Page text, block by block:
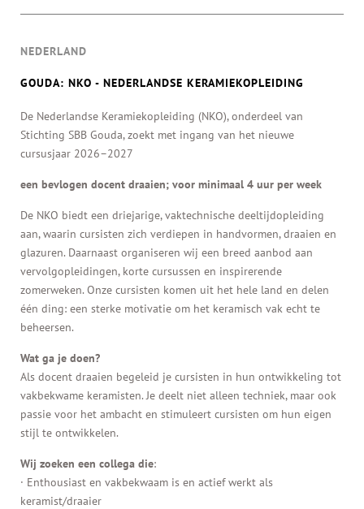
NEDERLAND
GOUDA: NKO - NEDERLANDSE KERAMIEKOPLEIDING
De Nederlandse Keramiekopleiding (NKO), onderdeel van
Stichting SBB Gouda, zoekt met ingang van het nieuwe
cursusjaar 2026–2027
een bevlogen docent draaien; voor minimaal 4 uur per week
De NKO biedt een driejarige, vaktechnische deeltijdopleiding
aan, waarin cursisten zich verdiepen in handvormen, draaien en
glazuren. Daarnaast organiseren wij een breed aanbod aan
vervolgopleidingen, korte cursussen en inspirerende
zomerweken. Onze cursisten komen uit het hele land en delen
één ding: een sterke motivatie om het keramisch vak echt te
beheersen.
Wat ga je doen?
Als docent draaien begeleid je cursisten in hun ontwikkeling tot
vakbekwame keramisten. Je deelt niet alleen techniek, maar ook
passie voor het ambacht en stimuleert cursisten om hun eigen
stijl te ontwikkelen.
Wij zoeken een collega die:
· Enthousiast en vakbekwaam is en actief werkt als
keramist/draaier